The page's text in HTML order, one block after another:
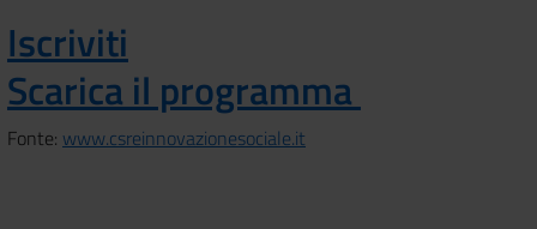
Iscriviti
Scarica il programma
Fonte: www.csreinnovazionesociale.it